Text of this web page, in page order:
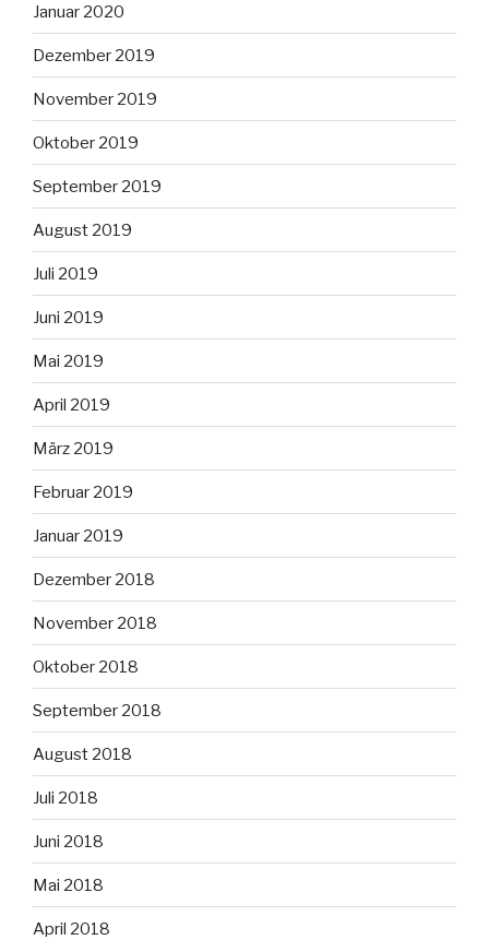
Januar 2020
Dezember 2019
November 2019
Oktober 2019
September 2019
August 2019
Juli 2019
Juni 2019
Mai 2019
April 2019
März 2019
Februar 2019
Januar 2019
Dezember 2018
November 2018
Oktober 2018
September 2018
August 2018
Juli 2018
Juni 2018
Mai 2018
April 2018